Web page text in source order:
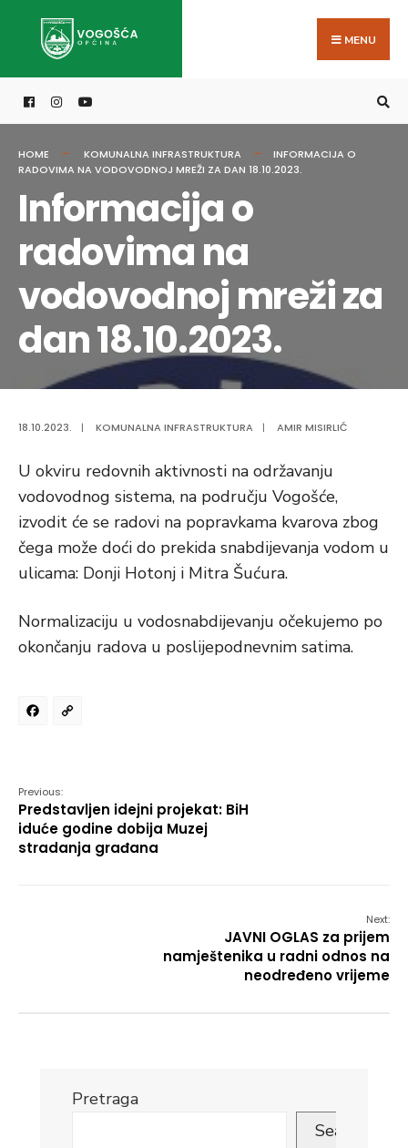
MENU
HOME KOMUNALNA INFRASTRUKTURA
INFORMACIJA O
RADOVIMA NA VODOVODNOJ MREŽI ZA DAN 18.10.2023.
Informacija o
radovima na
vodovodnoj mreži za
dan 18.10.2023.
18.10.2023. | KOMUNALNA INFRASTRUKTURA | AMIR MISIRLIĆ
U okviru redovnih aktivnosti na održavanju
vodovodnog sistema, na području Vogošće,
izvodit će se radovi na popravkama kvarova zbog
čega može doći do prekida snabdijevanja vodom u
ulicama: Donji Hotonj i Mitra Šućura.
Normalizaciju u vodosnabdijevanju očekujemo po
okončanju radova u poslijepodnevnim satima.
Facebook
Previous:
Predstavljen idejni projekat: BiH
iduće godine dobija Muzej
stradanja građana
Next:
JAVNI OGLAS za prijem
namještenika u radni odnos na
neodređeno vrijeme
Pretraga
Search
for: